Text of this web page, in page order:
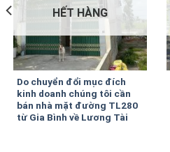
HẾT HÀNG
Do chuyển đổi mục đích
kinh doanh chúng tôi cần
bán nhà mặt đường TL280
từ Gia Bình về Lương Tài